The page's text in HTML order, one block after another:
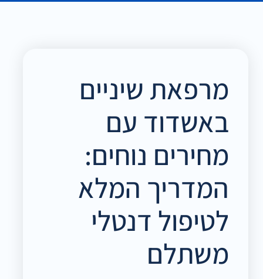
מרפאת שיניים
באשדוד עם
מחירים נוחים:
המדריך המלא
לטיפול דנטלי
משתלם